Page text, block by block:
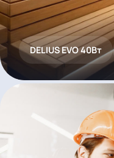
DELIUS EVO 40Вт